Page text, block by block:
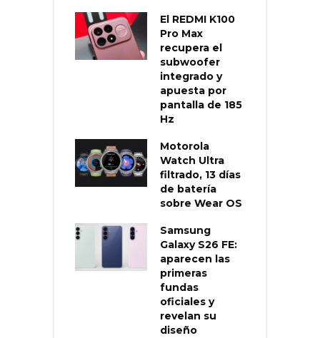
El REDMI K100
Pro Max
recupera el
subwoofer
integrado y
apuesta por
pantalla de 185
Hz
Motorola
Watch Ultra
filtrado, 13 días
de batería
sobre Wear OS
Samsung
Galaxy S26 FE:
aparecen las
primeras
fundas
oficiales y
revelan su
diseño